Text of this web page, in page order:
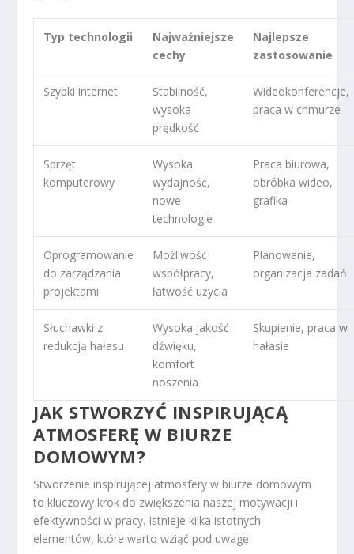
Typ technologii
Najważniejsze
cechy
Najlepsze
zastosowanie
Szybki internet
Stabilność,
wysoka
prędkość
Wideokonferencje,
praca w chmurze
Sprzęt
komputerowy
Wysoka
wydajność,
nowe
technologie
Praca biurowa,
obróbka wideo,
grafika
Oprogramowanie
do zarządzania
projektami
Możliwość
współpracy,
łatwość użycia
Planowanie,
organizacja zadań
Słuchawki z
redukcją hałasu
Wysoka jakość
dźwięku,
komfort
noszenia
Skupienie, praca w
hałasie
JAK STWORZYĆ INSPIRUJĄCĄ
ATMOSFERĘ W BIURZE
DOMOWYM?
Stworzenie inspirującej atmosfery w biurze domowym
to kluczowy krok do zwiększenia naszej motywacji i
efektywności w pracy. Istnieje kilka istotnych
elementów, które warto wziąć pod uwagę.